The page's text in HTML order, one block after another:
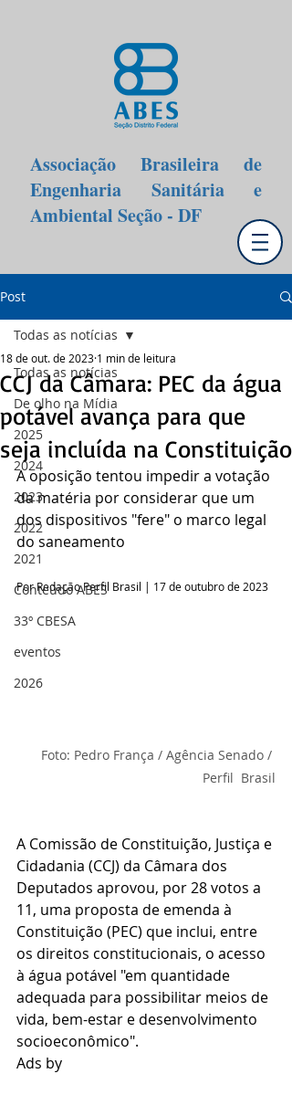
Associação Brasileira de
Engenharia Sanitária e
Ambiental Seção - DF
Post
Todas as notícias
De olho na Mídia
2025
2024
2023
2022
2021
Conteúdo ABES
33º CBESA
eventos
2026
Todas as notícias
CCJ da Câmara: PEC da água
potável avança para que
seja incluída na Constituição
18 de out. de 2023 1 min de leitura
A oposição tentou impedir a votação
da matéria por considerar que um
dos dispositivos "fere" o marco legal
do saneamento
Por Redação Perfil Brasil | 17 de outubro de 2023
Foto: Pedro França / Agência Senado /
Perfil  Brasil
A Comissão de Constituição, Justiça e
Cidadania (CCJ) da Câmara dos
Deputados aprovou, por 28 votos a
11, uma proposta de emenda à
Constituição (PEC) que inclui, entre
os direitos constitucionais, o acesso
à água potável "em quantidade
adequada para possibilitar meios de
vida, bem-estar e desenvolvimento
socioeconômico".
Ads by